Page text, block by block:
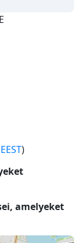
EEST)
amelyeket